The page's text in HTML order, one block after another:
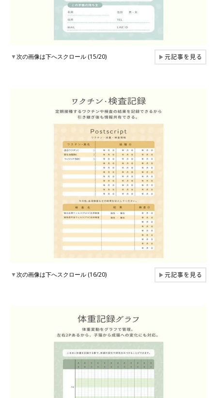
▼次の画像は下へスクロール (15/20) ▶元記事を見る
▼次の画像は下へスクロール (16/20) ▶元記事を見る